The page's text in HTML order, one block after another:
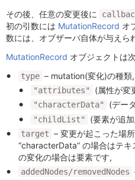
その後、任意の変更後に
初の引数には MutationRecord オ
数には、オブザーバ自体が与えら
MutationRecord オブジェクトは
type – mutation(変化)の種類,
"attributes" (属性が変
"characterData" (デー
"childList" (要素が追
target – 変更が起こった場
“characterData” の場合はテ
の変化の場合は要素です,
addedNodes/removedNodes